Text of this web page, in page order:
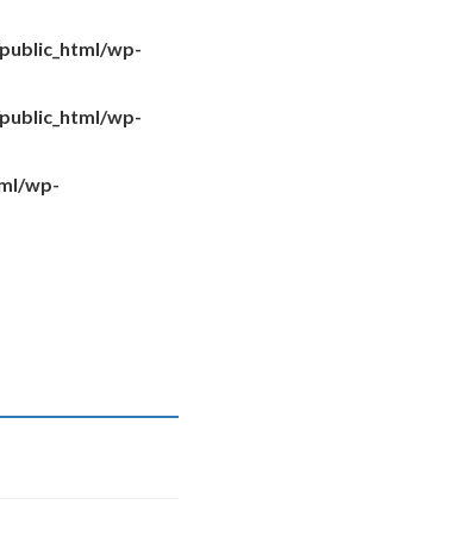
wp-
wp-
wp-